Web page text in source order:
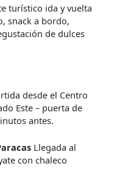
turístico ida y vuelta
snack a bordo,
de dulces
desde el Centro
Este – puerta de
antes.
Llegada al
con chaleco